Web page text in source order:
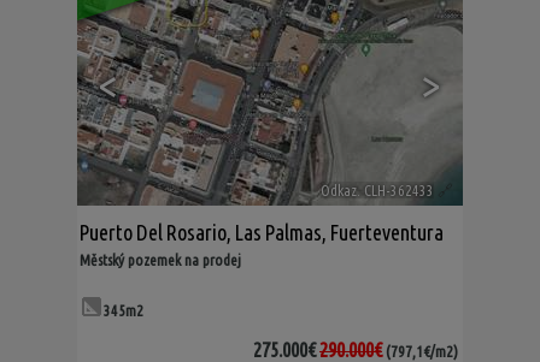
< >
Odkaz. CLH-362433 🔗
Puerto Del Rosario, Las Palmas, Fuerteventura
Městský pozemek na prodej
345m2
275.000€290.000€ (797,1€/m2)